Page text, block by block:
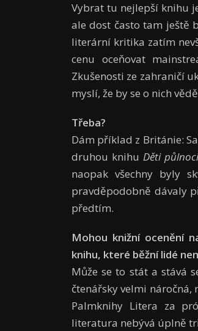
Vybrat tu nejlepší knihu
ale dost často tam ještě
literární kritika zatím
cenu oceňovat
Zkušenosti ze zahraničí
myslí, že by se o nich
Třeba?
Dám příklad z Británie:
druhou knihuDěti
naopak všechny byly
pravděpo­dobně dávaly
předtím.
Mohou knižní ocenění
knihu, které běžní lidé
Může se to stát a stává
čtenářsky velmi
Palmknihy Litera za
literatura nebývá úplně